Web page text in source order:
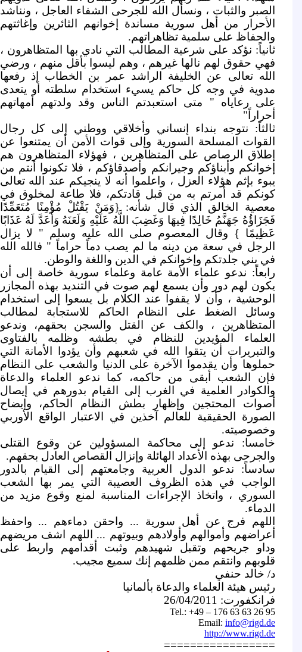
الصبر والثبات ، ونسأل الله للجرحى الشفاء العاجل ، ونناشد
الأحرار من أهل سورية مساندة إخوانهم الثائرين وإغاثتهم
والحفاظ على سلمية تظاهراتهم.
ثانياً: نؤكد على شرعية المطالب التي نادي بها المتظاهرون ،
فهي حقوق لهم نالها غيرهم ، وهم ليسوا بأقل منهم ، ورضي
الله تعالى عن الخليفة الراشد عمر بن الخطاب إذ رفعها
مدوية في وجه كل حاكم يسيء استخدام سلطته أو يتعدى
على رعاياه " متى استعبدتم الناس وقد ولدتهم أمهاتهم
أحراراً"
ثالثاً: نتوجه بنداء إنساني وأخلاقي ووطني إلى كل رجال
القوات المسلحة السورية وإلى قوات الأمن أن يمتنعوا عن
إطلاق الرصاص على المتظاهرين ، فهؤلاء المتظاهرون هم
إخوانكم وأبناؤكم وجيرانكم وأصدقاؤكم ، فلا تكونوا أنتم من
يبوء بإثم هؤلاء العزل ، واعلموا أنه لا ينجيكم عند الله تعالى
كونكم قد أمرتم به من قبل قادتكم، فلا طاعة لمخلوق في
معصية الخالق الذي قال شأنه: {وَمَنْ يَقْتُلْ مُؤْمِنًا مُتَعَمِّدًا
فَجَزَاؤُهُ جَهَنَّمُ خَالِدًا فِيهَا وَغَضِبَ اللَّهُ عَلَيْهِ وَلَعَنَهُ وَأَعَدَّ لَهُ عَذَابًا
عَظِيمًا } وقال المعصوم صلى الله عليه وسلم " لا يزال
الرجل في سعة من دينه ما لم يصب دماً حراماً " فالله الله
في بني جلدتكم وإخوانكم في الدين واللغة والوطن.
رابعاً: ندعو علماء الأمة عامة وعلماء سورية خاصة إلى أن
يكون لهم دور وأن يسمع لهم صوت في التنديد بهذه المجازر
الوحشية ، وأن لا يقفوا عند الكلام بل يسعوا إلى استخدام
وسائل الضغط على النظام الحاكم للاستجابة لمطالب
المتظاهرين ، والكف عن القتل والسجن بحقهم، وندعو
العلماء المؤيدين للنظام في بطشه وظلمه بالفتاوى
والتبريرات أن يتقوا الله في شعبهم وأن يؤدوا الأمانة التي
حملوها وأن يقدموا الآخرة على الدنيا والشعب على النظام
فإن الشعب أبقى من حاكمه، كما ندعو العلماء والدعاة
والكوادر العلمية في الغرب إلى القيام بدورهم في إيصال
أصوات المحتجين وإظهار بطش النظام الحاكم، وإيضاح
الصورة الحقيقية للعالم آخذين في الاعتبار الواقع الأوربي
وخصوصيته.
خامسا: ندعو إلى محاكمة المسؤولين عن وقوع القتلى
والجرحى بهذه الأعداد الهائلة وإنزال القصاص العادل بحقهم.
سادساً: ندعو الدول العربية وجامعتهم إلى القيام بالدور
الواجب في هذه الظروف العصيبة التي يمر بها الشعب
السوري ، واتخاذ الإجراءات المناسبة لمنع وقوع مزيد من
الدماء.
اللهم فرج عن أهل سورية ... واحقن دماءهم ... واحفظ
أعراضهم وأموالهم وأولادهم وبيوتهم ... اللهم اشف مريضهم
وداو جريحهم وتقبل شهيدهم وثبت أقدامهم واربط على
قلوبهم وانتقم ممن ظلمهم إنك سميع مجيب.
د/ خالد حنفي
رئيس هيئة العلماء والدعاة بألمانيا
فرانكفورت: 26/04/2011
Tel.: +49 – 176 63 63 26 95
Email: info@rigd.de
http://www.rigd.de
=================